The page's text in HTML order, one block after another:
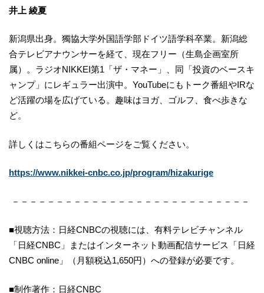
井上 綾夏
新潟県出身。獨協大学外国語学部ドイツ語学科卒業。新潟総
合テレビアナウンサーを経て、現在フリー（生島企画室所
属）。ラジオNIKKEI第1「ザ・マネー」、同「投資のベースキ
ャンプ」にレギュラー出演中。YouTubeにもトーク番組やIRな
ど活躍の場を広げている。趣味はヨガ、ゴルフ、食べ歩きな
ど。
詳しくはこちらの番組ページをご覧ください。
https://www.nikkei-cnbc.co.jp/program/hizakurige
－－－－－－－－－－－－－－－－－－－－－－－－－－－
■視聴方法：日経CNBCの視聴には、有料テレビチャンネル
「日経CNBC」またはインターネット動画配信サービス「日経
CNBC online」（月額税込1,650円）への登録が必要です。
■制作著作：日経CNBC